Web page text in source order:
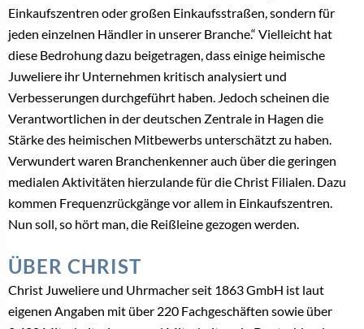
Einkaufszentren oder großen Einkaufsstraßen, sondern für
jeden einzelnen Händler in unserer Branche.“ Vielleicht hat
diese Bedrohung dazu beigetragen, dass einige heimische
Juweliere ihr Unternehmen kritisch analysiert und
Verbesserungen durchgeführt haben. Jedoch scheinen die
Verantwortlichen in der deutschen Zentrale in Hagen die
Stärke des heimischen Mitbewerbs unterschätzt zu haben.
Verwundert waren Branchenkenner auch über die geringen
medialen Aktivitäten hierzulande für die Christ Filialen. Dazu
kommen Frequenzrückgänge vor allem in Einkaufszentren.
Nun soll, so hört man, die Reißleine gezogen werden.
ÜBER CHRIST
Christ Juweliere und Uhrmacher seit 1863 GmbH ist laut
eigenen Angaben mit über 220 Fachgeschäften sowie über